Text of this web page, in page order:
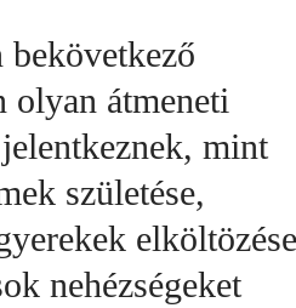
bekövetkező
olyan átmeneti
mint
születése,
nehézségeket